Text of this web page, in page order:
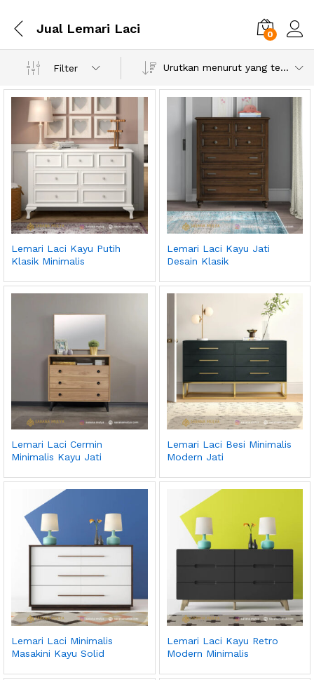
Jual Lemari Laci 0
Filter Urutkan menurut yang terbaru
Lemari Laci Kayu Putih
Klasik Minimalis
Lemari Laci Kayu Jati
Desain Klasik
Lemari Laci Cermin
Minimalis Kayu Jati
Lemari Laci Besi Minimalis
Modern Jati
Lemari Laci Minimalis
Masakini Kayu Solid
Lemari Laci Kayu Retro
Modern Minimalis